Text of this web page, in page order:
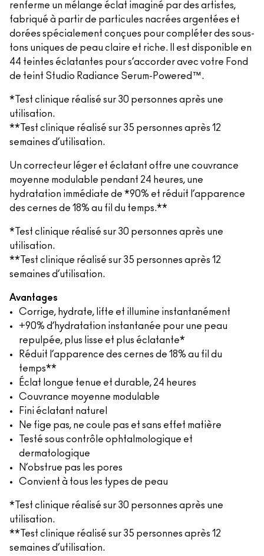
renferme un mélange éclat imaginé par des artistes,
fabriqué à partir de particules nacrées argentées et
dorées spécialement conçues pour compléter des sous-
tons uniques de peau claire et riche. Il est disponible en
44 teintes éclatantes pour s’accorder avec votre Fond
de teint Studio Radiance Serum-Powered™.
*Test clinique réalisé sur 30 personnes après une
utilisation.
**Test clinique réalisé sur 35 personnes après 12
semaines d’utilisation.
Un correcteur léger et éclatant offre une couvrance
moyenne modulable pendant 24 heures, une
hydratation immédiate de *90% et réduit l’apparence
des cernes de 18% au fil du temps.**
*Test clinique réalisé sur 30 personnes après une
utilisation.
**Test clinique réalisé sur 35 personnes après 12
semaines d’utilisation.
Avantages
Corrige, hydrate, lifte et illumine instantanément
+90% d’hydratation instantanée pour une peau
repulpée, plus lisse et plus éclatante*
Réduit l’apparence des cernes de 18% au fil du
temps**
Éclat longue tenue et durable, 24 heures
Couvrance moyenne modulable
Fini éclatant naturel
Ne fige pas, ne coule pas et sans effet matière
Testé sous contrôle ophtalmologique et
dermatologique
N’obstrue pas les pores
Convient à tous les types de peau
*Test clinique réalisé sur 30 personnes après une
utilisation.
**Test clinique réalisé sur 35 personnes après 12
semaines d’utilisation.